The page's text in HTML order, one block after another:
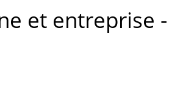
et entreprise -